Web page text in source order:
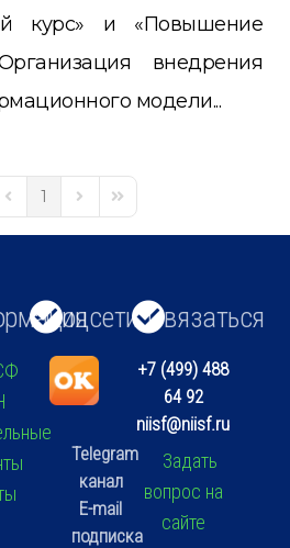
курс» и «Повышение
внедрения
модели...
Previous Page
1 Next PageLast Page
Соцсети
Telegram
канал
E-mail
подписка
Связаться
+7 (499) 488
64 92
niisf@niisf.ru
Задать
вопрос на
сайте